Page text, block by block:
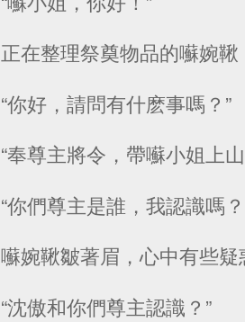
正在整理祭奠物品的囌婉
“你好，請問有什麽事嗎？”
“奉尊主將令，帶囌小姐上山
“你們尊主是誰，我認識嗎
囌婉鞦皺著眉，心中有些疑
“沈傲和你們尊主認識？”